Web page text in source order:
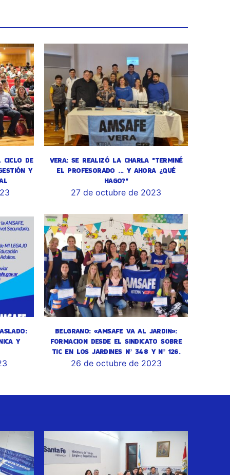
CICLO DE
Y
VERA: SE REALIZÓ LA CHARLA "TERMINÉ
EL PROFESORADO ... Y AHORA ¿QUÉ
HAGO?"
27 de octubre de 2023
Y
BELGRANO: «AMSAFE VA AL JARDIN»:
FORMACION DESDE EL SINDICATO SOBRE
TIC EN LOS JARDINES Nº 348 Y Nº 126.
26 de octubre de 2023